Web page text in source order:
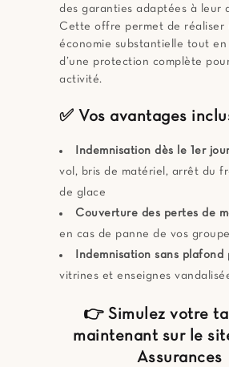
des garanties adaptées à leur
Cette offre permet de réaliser
économie substantielle tout
d’une protection complète
activité.
✅ Vos avantages
Indemnisation dès le 1er
vol, bris de matériel, arrêt du
de glace
Couverture des pertes de
en cas de panne de vos
Indemnisation sans plafond
vitrines et enseignes
👉Simulez votre
maintenantsur le
Assurances